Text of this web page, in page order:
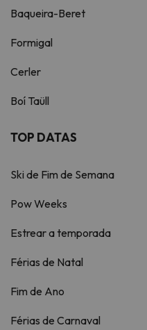
Baqueira-Beret
Formigal
Cerler
Boí Taüll
TOP DATAS
Ski de Fim de Semana
Pow Weeks
Estrear a temporada
Férias de Natal
Fim de Ano
Férias de Carnaval